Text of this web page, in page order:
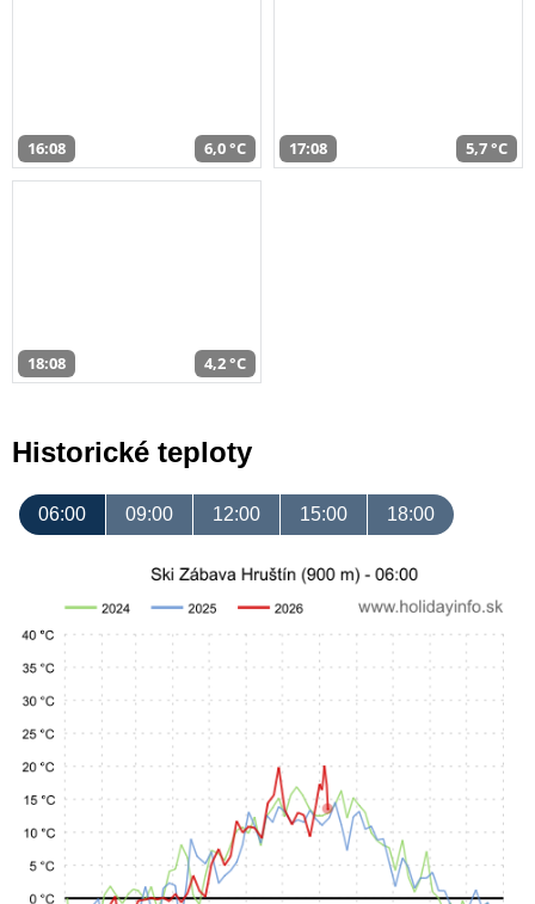
16:08 6,0 °C 17:08 5,7 °C
18:08 4,2 °C
Historické teploty
06:00 09:00 12:00 15:00 18:00